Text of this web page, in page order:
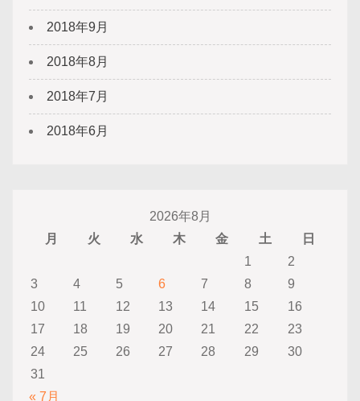
2018年9月
2018年8月
2018年7月
2018年6月
2026年8月
月
火 水 木 金 土
日
1
2
3
4 5 6 7 8
9
10
11 12 13 14 15
16
17
18 19 20 21 22
23
24
25 26 27 28 29
30
31
« 7月